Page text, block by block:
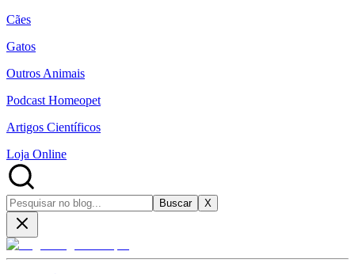
Cães
Gatos
Outros Animais
Podcast Homeopet
Artigos Científicos
Loja Online
Buscar X